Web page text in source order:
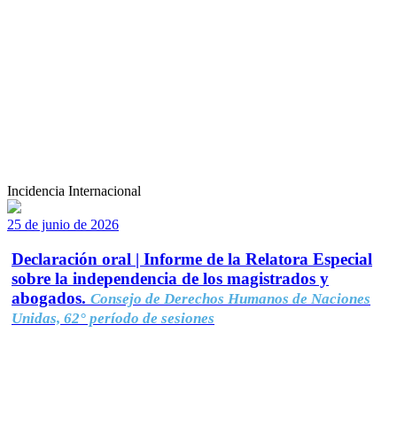
Incidencia Internacional
25 de junio de 2026
Declaración oral | Informe de la Relatora Especial
sobre la independencia de los magistrados y
abogados. Consejo de Derechos Humanos de Naciones
Unidas, 62° período de sesiones